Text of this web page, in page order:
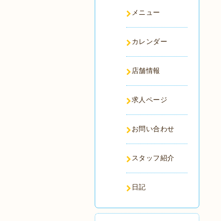
メニュー
カレンダー
店舗情報
求人ページ
お問い合わせ
スタッフ紹介
日記